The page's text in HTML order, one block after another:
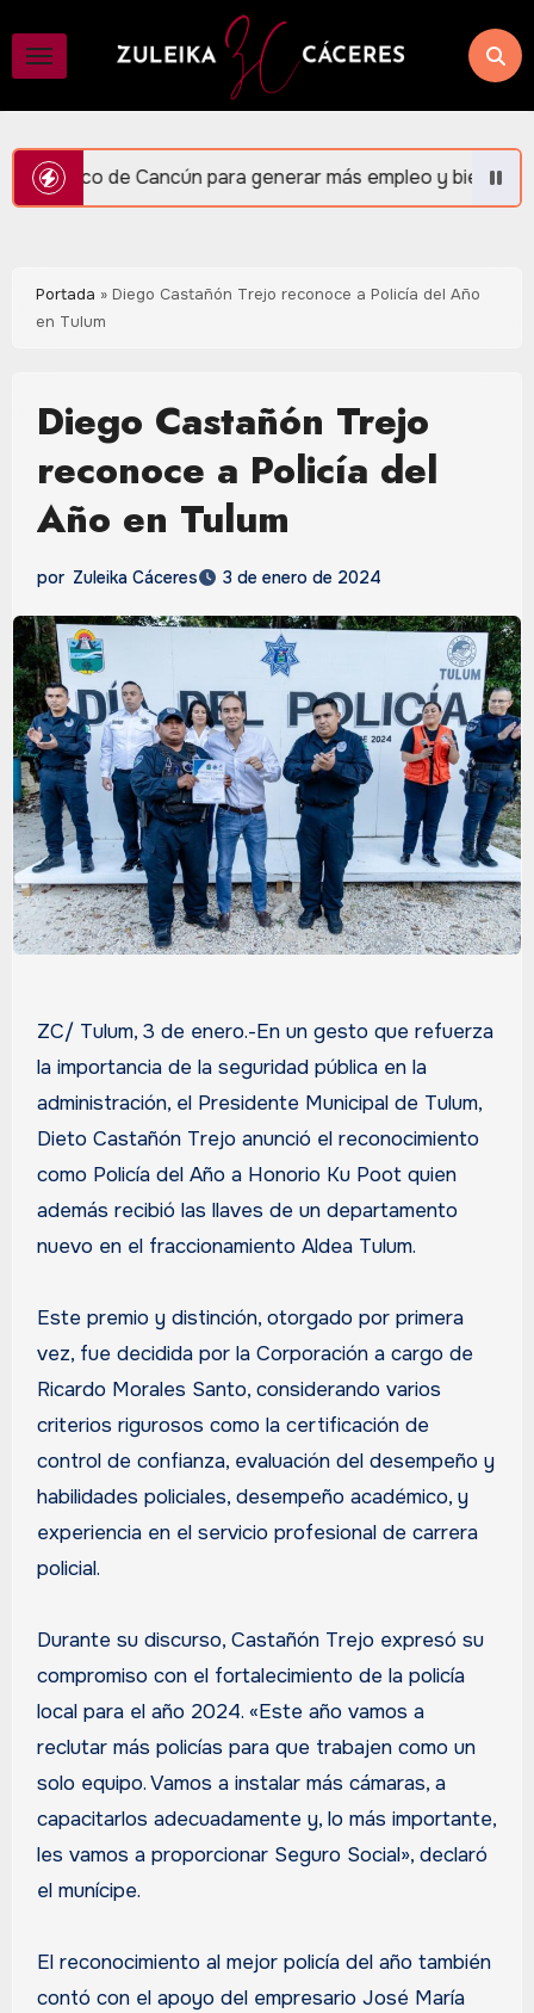
contenido
generar más empleo y bienestar: Mara Lezama
Portada » Diego Castañón Trejo reconoce a Policía del Año
en Tulum
Diego Castañón Trejo
reconoce a Policía del
Año en Tulum
por Zuleika Cáceres 3 de enero de 2024
ZC/ Tulum, 3 de enero.-En un gesto que refuerza
la importancia de la seguridad pública en la
administración, el Presidente Municipal de Tulum,
Dieto Castañón Trejo anunció el reconocimiento
como Policía del Año a Honorio Ku Poot quien
además recibió las llaves de un departamento
nuevo en el fraccionamiento Aldea Tulum.
Este premio y distinción, otorgado por primera
vez, fue decidida por la Corporación a cargo de
Ricardo Morales Santo, considerando varios
criterios rigurosos como la certificación de
control de confianza, evaluación del desempeño y
habilidades policiales, desempeño académico, y
experiencia en el servicio profesional de carrera
policial.
Durante su discurso, Castañón Trejo expresó su
compromiso con el fortalecimiento de la policía
local para el año 2024. «Este año vamos a
reclutar más policías para que trabajen como un
solo equipo. Vamos a instalar más cámaras, a
capacitarlos adecuadamente y, lo más importante,
les vamos a proporcionar Seguro Social», declaró
el munícipe.
El reconocimiento al mejor policía del año también
contó con el apoyo del empresario José María